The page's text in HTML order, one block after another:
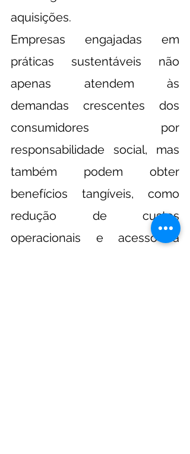
aquisições.
Empresas engajadas em
práticas sustentáveis não
apenas atendem às
demandas crescentes dos
consumidores por
responsabilidade social, mas
também podem obter
benefícios tangíveis, como
redução de custos
operacionais e acesso a